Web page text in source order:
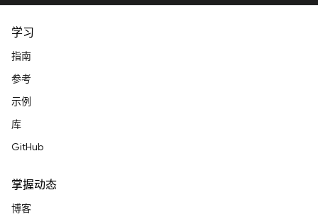
学习
指南
参考
示例
库
GitHub
掌握动态
博客